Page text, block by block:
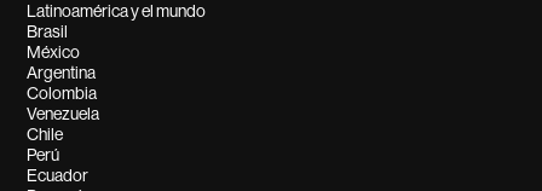
Latinoamérica y el mundo
Brasil
México
Argentina
Colombia
Venezuela
Chile
Perú
Ecuador